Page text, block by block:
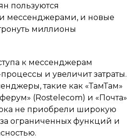
пользуются
мессенджерами, и новые
миллионы
к мессенджерам
и увеличит затраты.
такие как «ТамТам»
(Rostelecom) и «Почта»
не приобрели широкую
ограниченных функций и